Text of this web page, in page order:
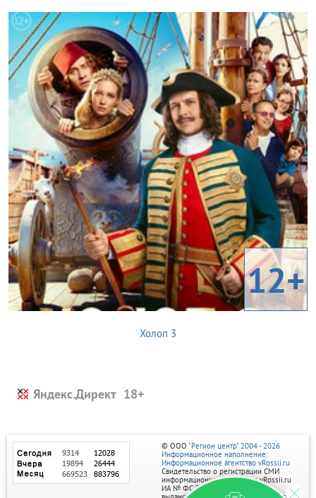
12+
Холоп 3
Яндекс.Директ
© ООО "Регион центр" 2004 - 2026
Информационное наполнение:
Информационное агентство vRossii.ru
Свидетельство о регистрации СМИ
информационного агентства vRossii.ru
ИА № ФС 77‑35502